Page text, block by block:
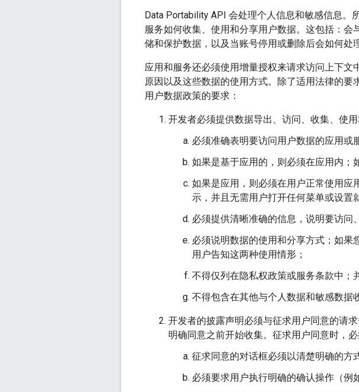
Data Portability API 会处理个人信息和敏感信息
服务如何收集、使用和分享用户数据。这包括：
储和保护数据，以及当账号停用或删除后会如何处
应用和服务还必须使用增量授权来请求访问上下
原因以及这些数据的使用方式。除了适用法律的要
用户数据政策的要求：
开发者必须提供数据导出、访问、收集、使
必须准确表明要访问用户数据的应用或
如果是基于应用的，则必须在应用内；
如果是应用，则必须在用户正常使用应
示，并且无需用户打开任何菜单或设置
必须提供清晰准确的信息，说明要访问
必须说明数据的使用和分享方式；如果
用户告知这两种使用情形；
不得仅列在隐私权政策或服务条款中；
不得包含在其他与个人数据和敏感数据
开发者的披露声明必须与征求用户同意的请
明确同意之前开始收集。征求用户同意时，必
征求同意的对话框必须以清楚明确的方
必须要求用户执行明确的确认操作（例